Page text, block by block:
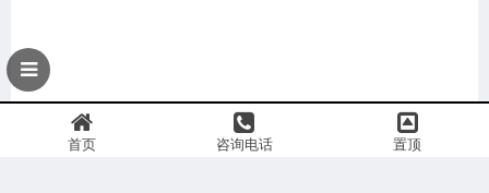
首页 咨询电话 置顶